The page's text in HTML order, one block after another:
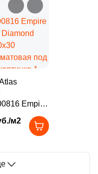
Empire
под
м2